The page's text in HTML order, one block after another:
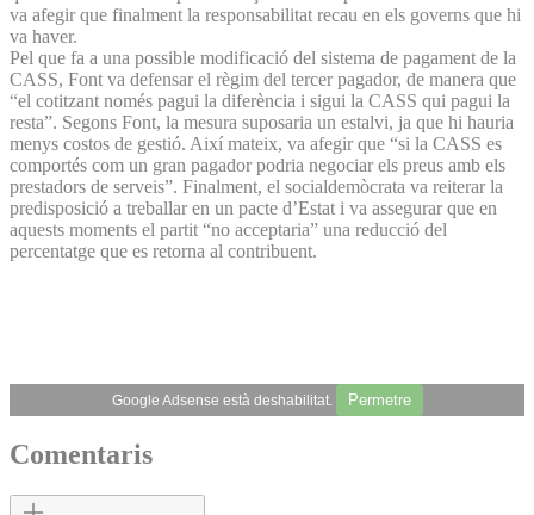
va afegir que finalment la responsabilitat recau en els governs que hi
va haver.
Pel que fa a una possible modificació del sistema de pagament de la
CASS, Font va defensar el règim del tercer pagador, de manera que
“el cotitzant només pagui la diferència i sigui la CASS qui pagui la
resta”. Segons Font, la mesura suposaria un estalvi, ja que hi hauria
menys costos de gestió. Així mateix, va afegir que “si la CASS es
comportés com un gran pagador podria negociar els preus amb els
prestadors de serveis”. Finalment, el socialdemòcrata va reiterar la
predisposició a treballar en un pacte d’Estat i va assegurar que en
aquests moments el partit “no acceptaria” una reducció del
percentatge que es retorna al contribuent.
Google Adsense està deshabilitat. Permetre
Comentaris